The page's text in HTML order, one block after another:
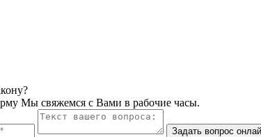
Мы свяжемся с Вами в рабочие часы.
Задать вопрос